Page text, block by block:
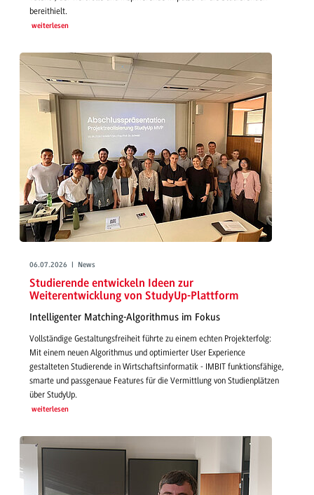
bereithielt.
weiterlesen
06.07.2026 | News
Studierende entwickeln Ideen zur
Weiterentwicklung von StudyUp-Plattform
Intelligenter Matching-Algorithmus im Fokus
Vollständige Gestaltungsfreiheit führte zu einem echten Projekterfolg:
Mit einem neuen Algorithmus und optimierter User Experience
gestalteten Studierende in Wirtschaftsinformatik - IMBIT funktionsfähige,
smarte und passgenaue Features für die Vermittlung von Studienplätzen
über StudyUp.
weiterlesen